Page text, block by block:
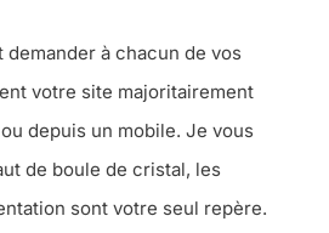
demander à chacun de vos
votre site majoritairement
depuis un mobile. Je vous
de boule de cristal, les
sont votre seul repère.